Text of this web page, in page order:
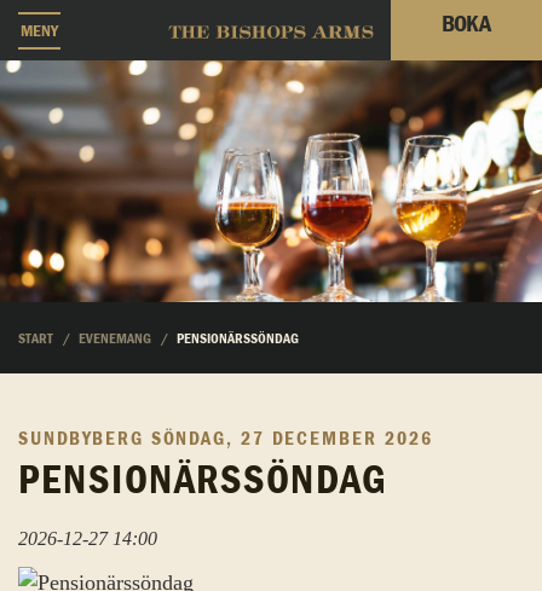
MENY BOKA
START EVENEMANG PENSIONÄRSSÖNDAG
SUNDBYBERG SÖNDAG, 27 DECEMBER 2026
PENSIONÄRSSÖNDAG
2026-12-27 14:00